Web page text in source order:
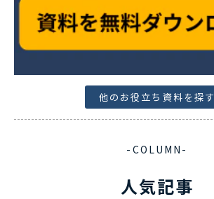
他のお役立ち資料を探す
-COLUMN-
人気記事